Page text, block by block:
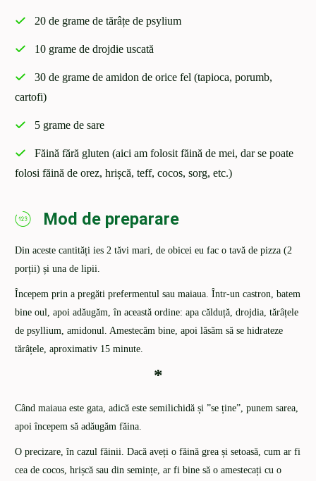
20 de grame de tărâțe de psylium
10 grame de drojdie uscată
30 de grame de amidon de orice fel (tapioca, porumb,
cartofi)
5 grame de sare
Făină fără gluten (aici am folosit făină de mei, dar se poate
folosi făină de orez, hrișcă, teff, cocos, sorg, etc.)
Mod de preparare
Din aceste cantități ies 2 tăvi mari, de obicei eu fac o tavă de pizza (2
porții) și una de lipii.
Începem prin a pregăti prefermentul sau maiaua. Într-un castron, batem
bine oul, apoi adăugăm, în această ordine: apa călduță, drojdia, tărâțele
de psyllium, amidonul. Amestecăm bine, apoi lăsăm să se hidrateze
tărâțele, aproximativ 15 minute.
*
Când maiaua este gata, adică este semilichidă și ”se ține”, punem sarea,
apoi începem să adăugăm făina.
O precizare, în cazul făinii. Dacă aveți o făină grea și setoasă, cum ar fi
cea de cocos, hrișcă sau din semințe, ar fi bine să o amestecați cu o